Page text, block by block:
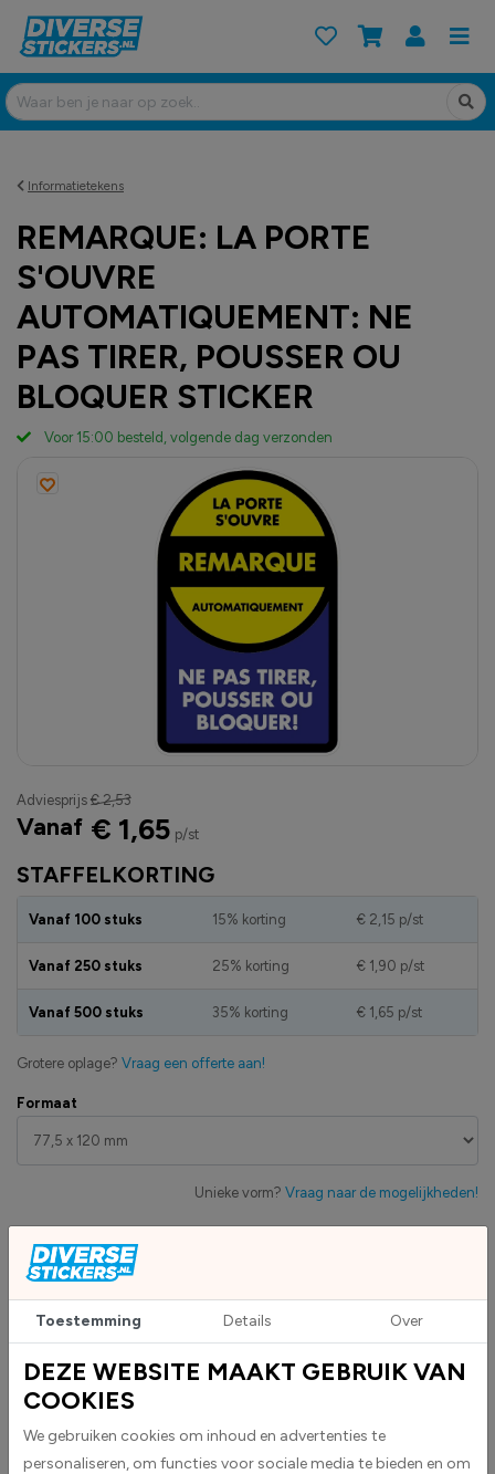
Informatietekens
REMARQUE: LA PORTE
S'OUVRE
AUTOMATIQUEMENT: NE
PAS TIRER, POUSSER OU
BLOQUER STICKER
Artikelnummer:DS1001704_77,5x120 mm
Eigen productie
Zakelijk betaling op factuur mogelijk
Uv-bestendig & weersbestendigheid
Formaat
Unieke vorm? Vraag naar de mogelijkheden!
STAFFELKORTING
Vanaf 100 stuks 15% korting € 2,15 p/st
Vanaf 250 stuks 25% korting € 1,90 p/st
Vanaf 500 stuks 35% korting € 1,65 p/st
Grotere oplage? Vraag een offerte aan!
Adviesprijs € 2,53
Vanaf € 1,65 p/st
Voor 15:00 besteld, volgende dag verzonden
Toestemming Details Over
DEZE WEBSITE MAAKT GEBRUIK VAN
COOKIES
We gebruiken cookies om inhoud en advertenties te
personaliseren, om functies voor sociale media te bieden en om